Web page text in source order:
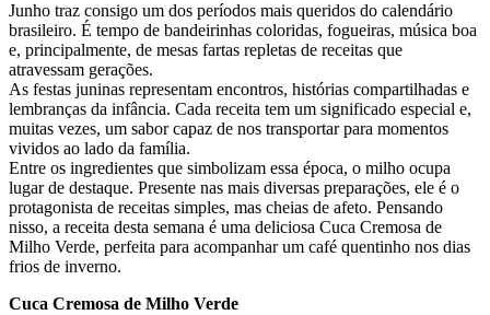
Junho traz consigo um dos períodos mais queridos do calendário
brasileiro. É tempo de bandeirinhas coloridas, fogueiras, música boa
e, principalmente, de mesas fartas repletas de receitas que
atravessam gerações.
As festas juninas representam encontros, histórias compartilhadas e
lembranças da infância. Cada receita tem um significado especial e,
muitas vezes, um sabor capaz de nos transportar para momentos
vividos ao lado da família.
Entre os ingredientes que simbolizam essa época, o milho ocupa
lugar de destaque. Presente nas mais diversas preparações, ele é o
protagonista de receitas simples, mas cheias de afeto. Pensando
nisso, a receita desta semana é uma deliciosa Cuca Cremosa de
Milho Verde, perfeita para acompanhar um café quentinho nos dias
frios de inverno.
Cuca Cremosa de Milho Verde